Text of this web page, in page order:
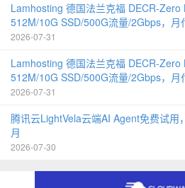
Lamhosting 德国法兰克福 DECR-Zero
512M/10G SSD/500G流量/2Gbps，月
2026-07-31
Lamhosting 德国法兰克福 DECR-Zero
512M/10G SSD/500G流量/2Gbps，月
2026-07-31
腾讯云LightVela云端AI Agent免费试用
月
2026-07-30